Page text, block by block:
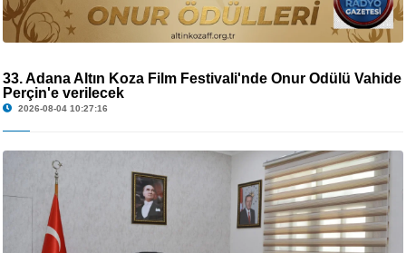
33. Adana Altın Koza Film Festivali'nde Onur Ödülü Vahide
Perçin'e verilecek
2026-08-04 10:27:16